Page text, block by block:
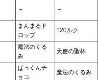
－ －
まんまるド
ロップ
120ルク
魔法のくる
み
天使の聖杯
ぱっくんチ
ョコ
魔法のくるみ